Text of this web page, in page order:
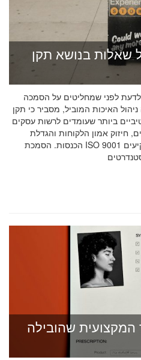
שאלות בנושא תקן
2026: מה חובה לדעת לפני שמחליטים על הסמכה
האיכות המוביל, מסביר כי תקן
ביותר שעומדים לרשות עסקים
חיזוק אמון הלקוחות והגדלת
הכנסות. הסמכת ISO 9001 מוכיחה ללקוחות, לשותפים ולמשקיעים
המקצועית שהובילה